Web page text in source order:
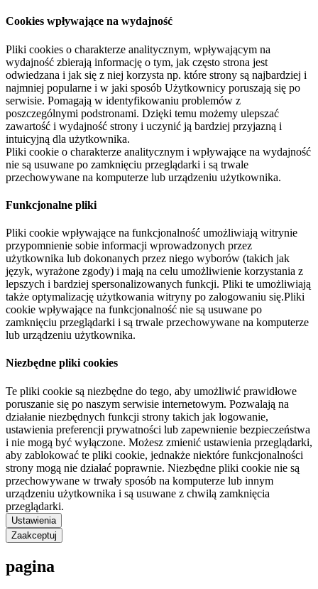
Cookies wpływające na wydajność
Pliki cookies o charakterze analitycznym, wpływającym na
wydajność zbierają informację o tym, jak często strona jest
odwiedzana i jak się z niej korzysta np. które strony są najbardziej i
najmniej popularne i w jaki sposób Użytkownicy poruszają się po
serwisie. Pomagają w identyfikowaniu problemów z
poszczególnymi podstronami. Dzięki temu możemy ulepszać
zawartość i wydajność strony i uczynić ją bardziej przyjazną i
intuicyjną dla użytkownika.
Pliki cookie o charakterze analitycznym i wpływające na wydajność
nie są usuwane po zamknięciu przeglądarki i są trwale
przechowywane na komputerze lub urządzeniu użytkownika.
Funkcjonalne pliki
Pliki cookie wpływające na funkcjonalność umożliwiają witrynie
przypomnienie sobie informacji wprowadzonych przez
użytkownika lub dokonanych przez niego wyborów (takich jak
język, wyrażone zgody) i mają na celu umożliwienie korzystania z
lepszych i bardziej spersonalizowanych funkcji. Pliki te umożliwiają
także optymalizację użytkowania witryny po zalogowaniu się.Pliki
cookie wpływające na funkcjonalność nie są usuwane po
zamknięciu przeglądarki i są trwale przechowywane na komputerze
lub urządzeniu użytkownika.
Niezbędne pliki cookies
Te pliki cookie są niezbędne do tego, aby umożliwić prawidłowe
poruszanie się po naszym serwisie internetowym. Pozwalają na
działanie niezbędnych funkcji strony takich jak logowanie,
ustawienia preferencji prywatności lub zapewnienie bezpieczeństwa
i nie mogą być wyłączone. Możesz zmienić ustawienia przeglądarki,
aby zablokować te pliki cookie, jednakże niektóre funkcjonalności
strony mogą nie działać poprawnie. Niezbędne pliki cookie nie są
przechowywane w trwały sposób na komputerze lub innym
urządzeniu użytkownika i są usuwane z chwilą zamknięcia
przeglądarki.
Ustawienia
Zaakceptuj
pagina